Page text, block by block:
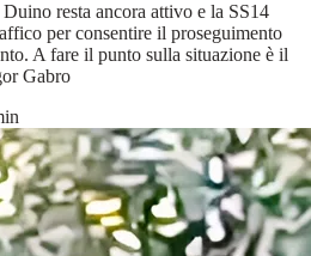
resta ancora attivo e la SS14
per consentire il proseguimento
A fare il punto sulla situazione è il
Gabro